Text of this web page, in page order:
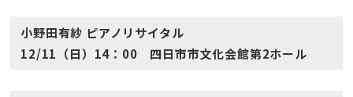
小野田有紗 ピアノリサイタル
12/11（日）14：00 四日市市文化会館第2ホール